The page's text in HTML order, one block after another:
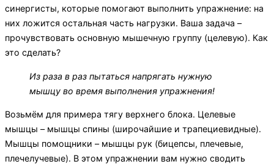
синергисты, которые помогают выполнить упражнение: на
них ложится остальная часть нагрузки. Ваша задача –
прочувствовать основную мышечную группу (целевую). Как
это сделать?
Из раза в раз пытаться напрягать нужную
мышцу во время выполнения упражнения!
Возьмём для примера тягу верхнего блока. Целевые
мышцы – мышцы спины (широчайшие и трапециевидные).
Мышцы помощники – мышцы рук (бицепсы, плечевые,
плечелучевые). В этом упражнении вам нужно сводить